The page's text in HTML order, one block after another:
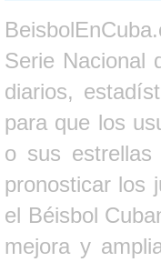
Serie Nacional
diarios,
para que los
o sus estrellas
pronosticar los
el Béisbol
mejora y